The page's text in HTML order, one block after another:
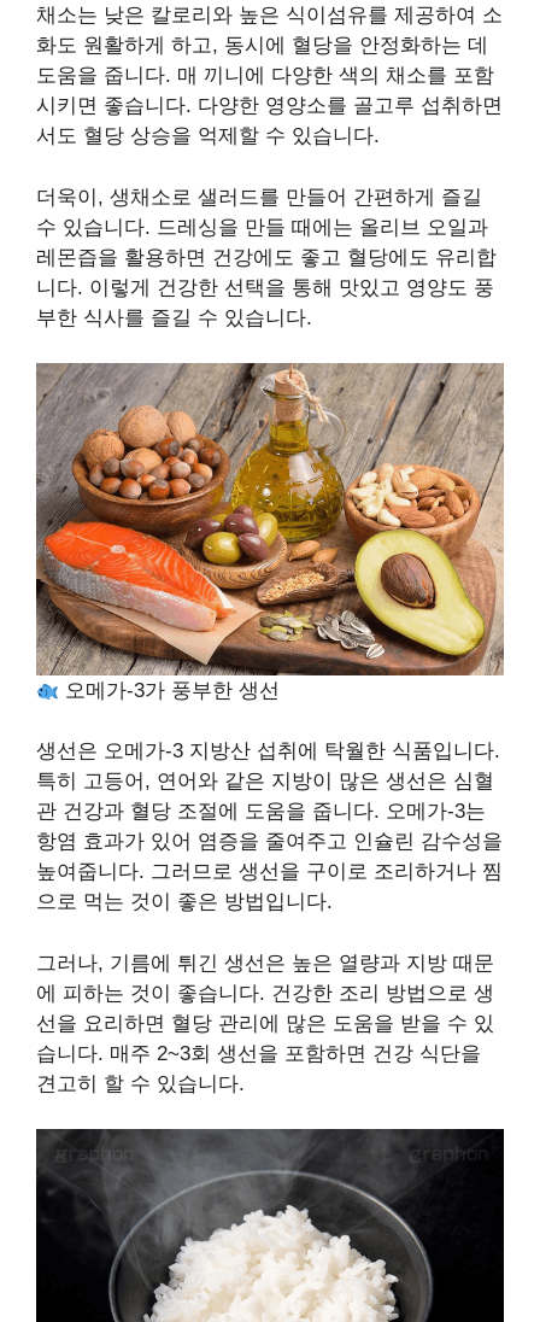
채소는 낮은 칼로리와 높은 식이섬유를 제공하여 소
화도 원활하게 하고, 동시에 혈당을 안정화하는 데
도움을 줍니다. 매 끼니에 다양한 색의 채소를 포함
시키면 좋습니다. 다양한 영양소를 골고루 섭취하면
서도 혈당 상승을 억제할 수 있습니다.
더욱이, 생채소로 샐러드를 만들어 간편하게 즐길
수 있습니다. 드레싱을 만들 때에는 올리브 오일과
레몬즙을 활용하면 건강에도 좋고 혈당에도 유리합
니다. 이렇게 건강한 선택을 통해 맛있고 영양도 풍
부한 식사를 즐길 수 있습니다.
오메가-3가 풍부한 생선
생선은 오메가-3 지방산 섭취에 탁월한 식품입니다.
특히 고등어, 연어와 같은 지방이 많은 생선은 심혈
관 건강과 혈당 조절에 도움을 줍니다. 오메가-3는
항염 효과가 있어 염증을 줄여주고 인슐린 감수성을
높여줍니다. 그러므로 생선을 구이로 조리하거나 찜
으로 먹는 것이 좋은 방법입니다.
그러나, 기름에 튀긴 생선은 높은 열량과 지방 때문
에 피하는 것이 좋습니다. 건강한 조리 방법으로 생
선을 요리하면 혈당 관리에 많은 도움을 받을 수 있
습니다. 매주 2~3회 생선을 포함하면 건강 식단을
견고히 할 수 있습니다.